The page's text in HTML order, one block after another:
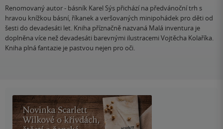
Renomovaný autor - básník Karel Sýs přichází na předvánoční trh s
hravou knížkou básní, říkanek a veršovaných minipohádek pro děti od
šesti do devadesáti let. Kniha příznačně nazvaná Malá inventura je
doplněna více než devadesáti barevnými ilustracemi Vojtěcha Kolaříka.
Kniha plná fantazie je pastvou nejen pro oči.